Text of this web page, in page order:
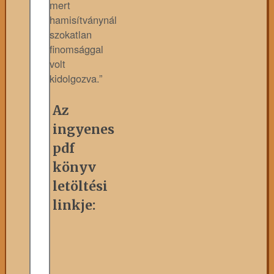
mert
hamisítványnál
szokatlan
finomsággal
volt
kidolgozva.”
Az
ingyenes
pdf
könyv
letöltési
linkje: